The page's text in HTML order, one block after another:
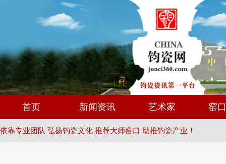
首页 新闻资讯 艺术家 窑口
依靠专业团队 弘扬钧瓷文化 推荐大师窑口 助推钧瓷产业！